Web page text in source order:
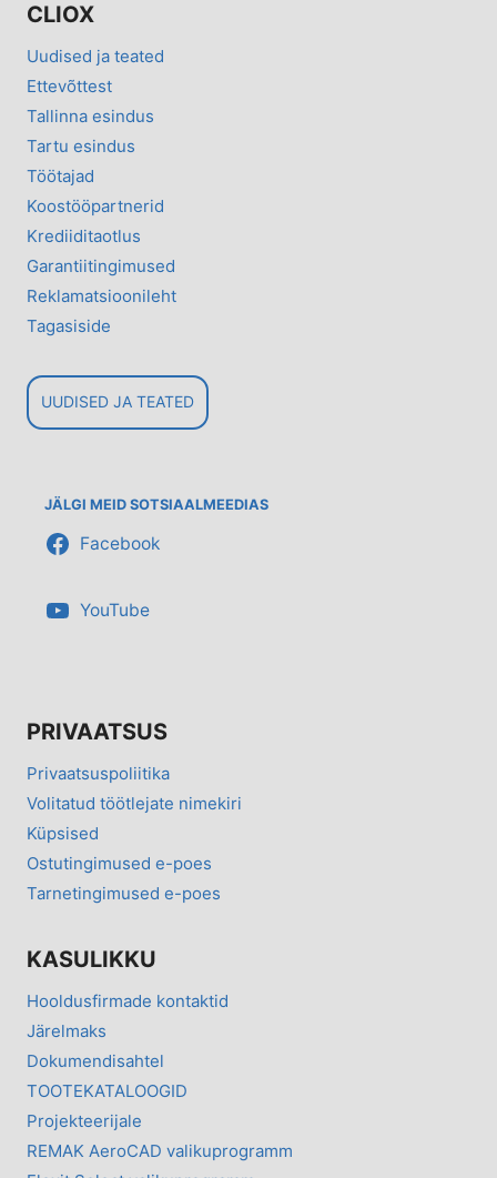
CLIOX
Uudised ja teated
Ettevõttest
Tallinna esindus
Tartu esindus
Töötajad
Koostööpartnerid
Krediiditaotlus
Garantiitingimused
Reklamatsioonileht
Tagasiside
UUDISED JA TEATED
JÄLGI MEID SOTSIAALMEEDIAS
Facebook
YouTube
PRIVAATSUS
Privaatsuspoliitika
Volitatud töötlejate nimekiri
Küpsised
Ostutingimused e-poes
Tarnetingimused e-poes
KASULIKKU
Hooldusfirmade kontaktid
Järelmaks
Dokumendisahtel
TOOTEKATALOOGID
Projekteerijale
REMAK AeroCAD valikuprogramm